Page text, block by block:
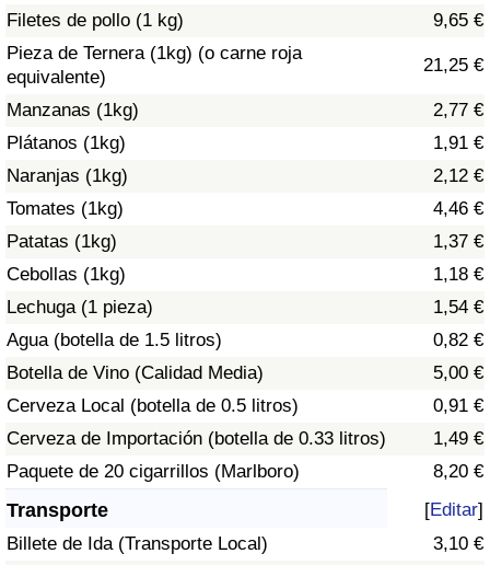
Filetes de pollo (1 kg)
9,65 €
Pieza de Ternera (1kg) (o carne roja
equivalente)
21,25 €
Manzanas (1kg)
2,77 €
Plátanos (1kg)
1,91 €
Naranjas (1kg)
2,12 €
Tomates (1kg)
4,46 €
Patatas (1kg)
1,37 €
Cebollas (1kg)
1,18 €
Lechuga (1 pieza)
1,54 €
Agua (botella de 1.5 litros)
0,82 €
Botella de Vino (Calidad Media)
5,00 €
Cerveza Local (botella de 0.5 litros)
0,91 €
Cerveza de Importación (botella de 0.33 litros)
1,49 €
Paquete de 20 cigarrillos (Marlboro)
8,20 €
Transporte [Editar]
Billete de Ida (Transporte Local)
3,10 €
Índice de Sanidad por País
Contaminación
Índice de Contaminación (Actual)
Índice de contaminación
Índice de Contaminación por País
Tráfico
Índice de Tráfico
Índice de Tráfico (Actual)
Índice de Tráfico por País